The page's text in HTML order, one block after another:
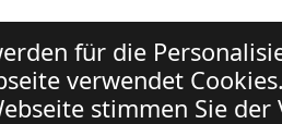
für die
verwendet
stimmen Sie